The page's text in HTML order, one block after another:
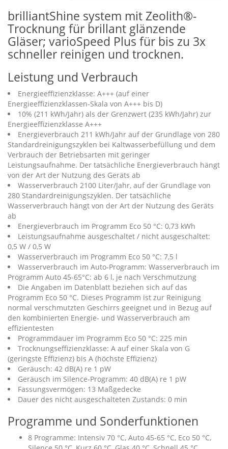
brilliantShine system mit Zeolith®-
Trocknung für brillant glänzende
Gläser; varioSpeed Plus für bis zu 3x
schneller reinigen und trocknen.
Leistung und Verbrauch
Energieeffizienzklasse: A+++ (auf einer
Energieeffizienzklassen-Skala von A+++ bis D)
10% (211 kWh/Jahr) als der Grenzwert (235 kWh/Jahr) zur
Energieeffizienzklasse A+++
Energieverbrauch 211 kWh/Jahr auf der Grundlage von 280
Standardreinigungszyklen bei Kaltwasserbefüllung und dem
Verbrauch der Betriebsarten mit geringer
Leistungsaufnahme. Der tatsächliche Energieverbrauch hängt
von der Art der Nutzung des Geräts ab
Wasserverbrauch 2100 Liter/Jahr, auf der Grundlage von
280 Standardreinigungszyklen. Der tatsächliche
Wasserverbrauch hängt von der Art der Nutzung des Geräts
ab
Energieverbrauch im Programm Eco 50 °C: 0,73 kWh
Leistungsaufnahme ausgeschaltet / nicht ausgeschaltet:
0,5 W / 0,5 W
Wasserverbrauch im Programm Eco 50 °C: 7,5 l
Wasserverbrauch im Auto-Programm: Wasserverbrauch im
Programm Auto 45-65°C: ab 6 l, je nach Verschmutzung
Die Angaben im Datenblatt beziehen sich auf das
Programm Eco 50 °C. Dieses Programm ist zur Reinigung
normal verschmutzten Geschirrs geeignet und in Bezug auf
den kombinierten Energie- und Wasserverbrauch am
effizientesten
Programmdauer im Programm Eco 50 °C: 225 min
Trocknungseffizienzklasse: A auf einer Skala von G
(geringste Effizienz) bis A (höchste Effizienz)
Geräusch: 42 dB(A) re 1 pW
Geräusch im Silence-Programm: 40 dB(A) re 1 pW
Fassungsvermögen: 13 Maßgedecke
Dauer des nicht ausgeschalteten Zustands: 0 min
Programme und Sonderfunktionen
8 Programme: Intensiv 70 °C, Auto 45-65 °C, Eco 50 °C,